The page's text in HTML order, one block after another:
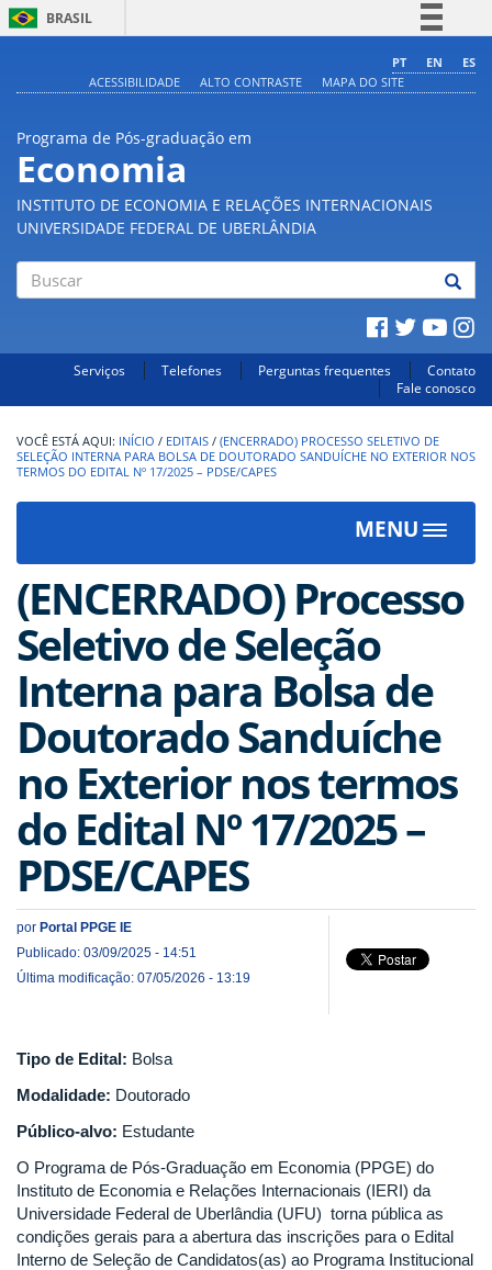
BRASIL
Comunica BR
PT EN
ES
ACESSIBILIDADE
ALTO CONTRASTE MAPA DO SITE
Programa de Pós-graduação em
Economia
INSTITUTO DE ECONOMIA E RELAÇÕES INTERNACIONAIS
UNIVERSIDADE FEDERAL DE UBERLÂNDIA
Serviços Telefones Perguntas frequentes
Contato
Fale conosco
INÍCIO / EDITAIS / (ENCERRADO) PROCESSO SELETIVO DE
SELEÇÃO INTERNA PARA BOLSA DE DOUTORADO SANDUÍCHE NO EXTERIOR NOS
TERMOS DO EDITAL Nº 17/2025 – PDSE/CAPES
MENU
Toggle
(ENCERRADO) Processo
Seletivo de Seleção
Interna para Bolsa de
Doutorado Sanduíche
no Exterior nos termos
do Edital Nº 17/2025 –
PDSE/CAPES
por Portal PPGE IE
Publicado: 03/09/2025 - 14:51
Última modificação: 07/05/2026 - 13:19
Tipo de Edital: Bolsa
Modalidade: Doutorado
Público-alvo: Estudante
O Programa de Pós-Graduação em Economia (PPGE) do
Instituto de Economia e Relações Internacionais (IERI) da
Universidade Federal de Uberlândia (UFU) torna pública as
condições gerais para a abertura das inscrições para o Edital
Interno de Seleção de Candidatos(as) ao Programa Institucional